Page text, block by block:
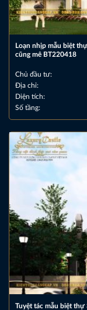
Loạn nhịp mẫu biệt
cũng mê BT220418
Chủ đầu tư:
Địa chỉ:
Diện tích:
Số tầng:
Tuyệt tác mẫu biệt thự